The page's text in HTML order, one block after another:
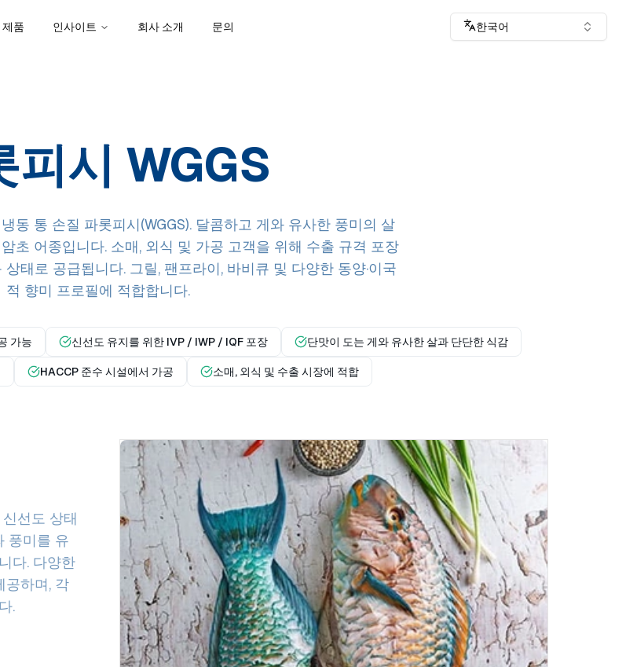
제품 인사이트 회사 소개 문의 한국어
피시 WGGS
동 통 손질 파롯피시(WGGS). 달콤하고 게와 유사한 풍미의 살
초 어종입니다. 소매, 외식 및 가공 고객을 위해 수출 규격 포장
태로 공급됩니다. 그릴, 팬프라이, 바비큐 및 다양한 동양·이국
적 향미 프로필에 적합합니다.
가능 신선도 유지를 위한 IVP / IWP / IQF 포장 단맛이 도는 게와 유사한 살과 단단한 식감
HACCP 준수 시설에서 가공 소매, 외식 및 수출 시장에 적합
선도 상태
풍미를 유
다. 다양한
공하며, 각
.